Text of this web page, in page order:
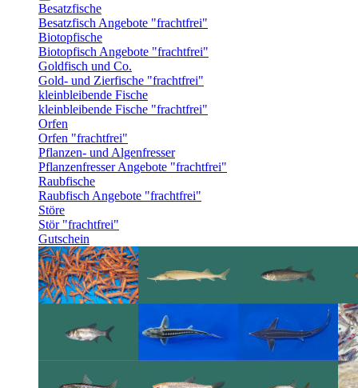
Besatzfische
Besatzfisch Angebote "frachtfrei"
Biotopfische
Biotopfisch Angebote "frachtfrei"
Goldfisch und Co.
Gold- und Zierfische "frachtfrei"
kleinbleibende Fische
kleinbleibende Fische "frachtfrei"
Orfen
Orfen "frachtfrei"
Pflanzen- und Algenfresser
Pflanzenfresser Angebote "frachtfrei"
Raubfische
Raubfisch Angebote "frachtfrei"
Störe
Stör "frachtfrei"
Gutschein